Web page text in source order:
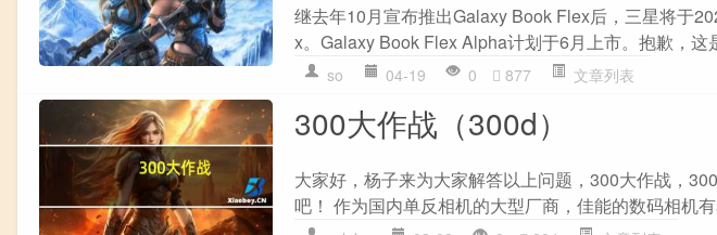
继去年10月宣布推出Galaxy Book Flex后，三星将于
x。Galaxy Book Flex Alpha计划于6月上市。抱歉，这
so 04-19 0 877 文章列表
300大作战（300d）
大家好，杨子来为大家解答以上问题，300大作战，
吧！ 作为国内单反相机的大型厂商，佳能的数码相机